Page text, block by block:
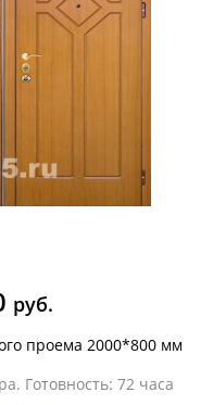
руб.
проема 2000*800 мм
Готовность: 72 часа